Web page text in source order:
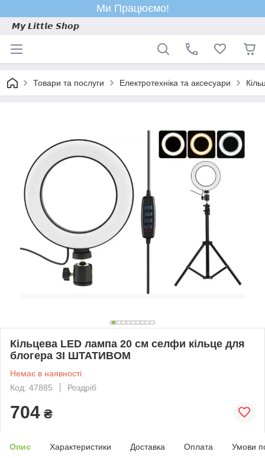
Ми Працюємо!
𝙈𝙮 𝙇𝙞𝙩𝙩𝙡𝙚 𝙎𝙝𝙤𝙥
Товари та послуги Електротехніка та аксесуари
Кільцева LED лампа 20 см селфи кільце для
блогера ЗІ ШТАТИВОМ
Немає в наявності
Код: 47885
Роздріб
704 ₴
Опис Характеристики Доставка Оплата Умови